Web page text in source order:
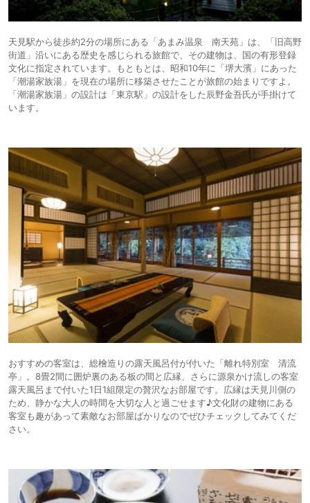
天見駅から徒歩約2分の場所にある「あまみ温泉 南天苑」は、「旧高野
街道」沿いにある歴史を感じられる旅館で、その建物は、国の有形登録
文化に指定されています。もともとは、昭和10年に「堺大濱」にあった
「潮湯家族湯」を現在の場所に移築させたことが旅館の始まりですよ。
「潮湯家族湯」の設計は「東京駅」の設計をした辰野金吾氏が手掛けて
います。
おすすめの客室は、総檜造りの露天風呂付が付いた「離れ特別室 清流
亭」。8畳2間に囲炉裏のある板の間と広縁、さらに源泉かけ流しの客室
露天風呂まで付いた1日1組限定の贅沢なお部屋です。広縁は天見川側の
ため、静かな大人の時間を大切な人と過ごせます♪文化財の建物にある
客室も趣があって素敵なお部屋ばかりなのでぜひチェックしてみてくだ
さい。